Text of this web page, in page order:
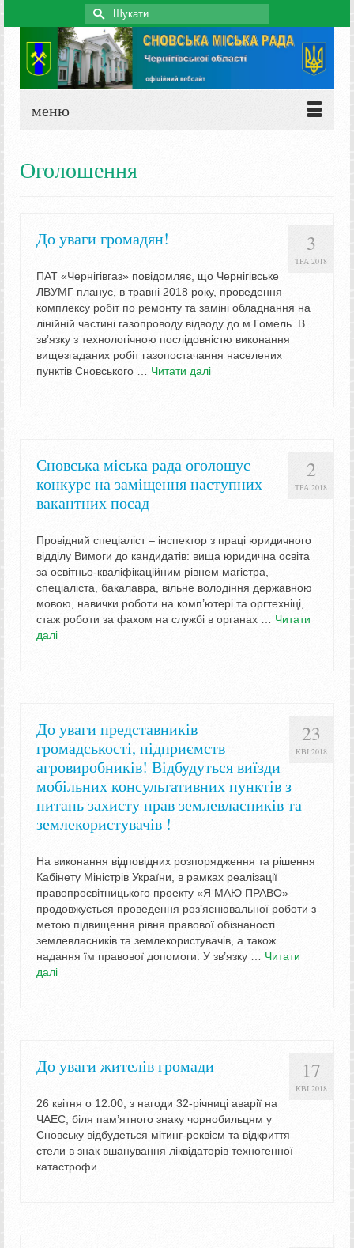
Search
for:
меню
Оголошення
3
ТРА 2018
До уваги громадян!
ПАТ «Чернігівгаз» повідомляє, що Чернігівське
ЛВУМГ планує, в травні 2018 року, проведення
комплексу робіт по ремонту та заміні обладнання на
лінійній частині газопроводу відводу до м.Гомель. В
зв’язку з технологічною послідовністю виконання
вищезгаданих робіт газопостачання населених
пунктів Сновського … Читати далі
2
ТРА 2018
Сновська міська рада оголошує
конкурс на заміщення наступних
вакантних посад
Провідний спеціаліст – інспектор з праці юридичного
відділу Вимоги до кандидатів: вища юридична освіта
за освітньо-кваліфікаційним рівнем магістра,
спеціаліста, бакалавра, вільне володіння державною
мовою, навички роботи на комп’ютері та оргтехніці,
стаж роботи за фахом на службі в органах … Читати
далі
23
КВІ 2018
До уваги представників
громадськості, підприємств
агровиробників! Відбудуться виїзди
мобільних консультативних пунктів з
питань захисту прав землевласників та
землекористувачів !
На виконання відповідних розпорядження та рішення
Кабінету Міністрів України, в рамках реалізації
правопросвітницького проекту «Я МАЮ ПРАВО»
продовжується проведення роз’яснювальної роботи з
метою підвищення рівня правової обізнаності
землевласників та землекористувачів, а також
надання їм правової допомоги. У зв’язку … Читати
далі
17
КВІ 2018
До уваги жителів громади
26 квітня о 12.00, з нагоди 32-річниці аварії на
ЧАЕС, біля пам’ятного знаку чорнобильцям у
Сновську відбудеться мітинг-реквієм та відкриття
стели в знак вшанування ліквідаторів техногенної
катастрофи.